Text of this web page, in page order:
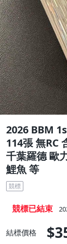
2026 BBM
114張 無RC
千葉羅德 歐
鯉魚 等
競標
競標已結束
結標價格